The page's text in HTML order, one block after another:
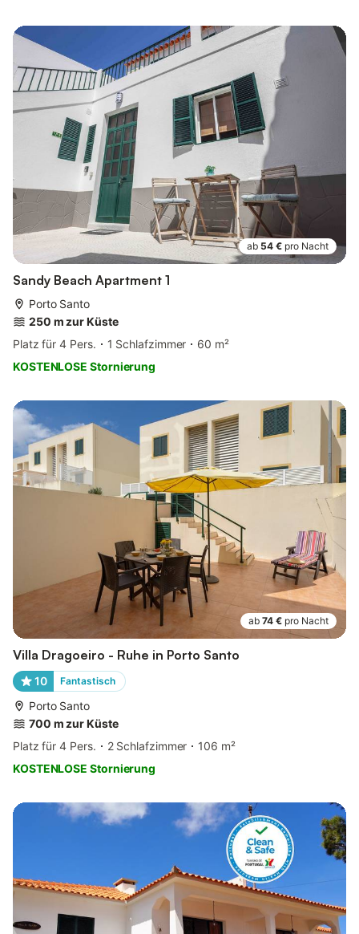
ab 54 € pro Nacht
Sandy Beach Apartment 1
Porto Santo
250 m zur Küste
Platz für 4 Pers.
1 Schlafzimmer
60 m²
KOSTENLOSE Stornierung
ab 74 € pro Nacht
Villa Dragoeiro - Ruhe in Porto Santo
10 Fantastisch
Porto Santo
700 m zur Küste
Platz für 4 Pers.
2 Schlafzimmer
106 m²
KOSTENLOSE Stornierung